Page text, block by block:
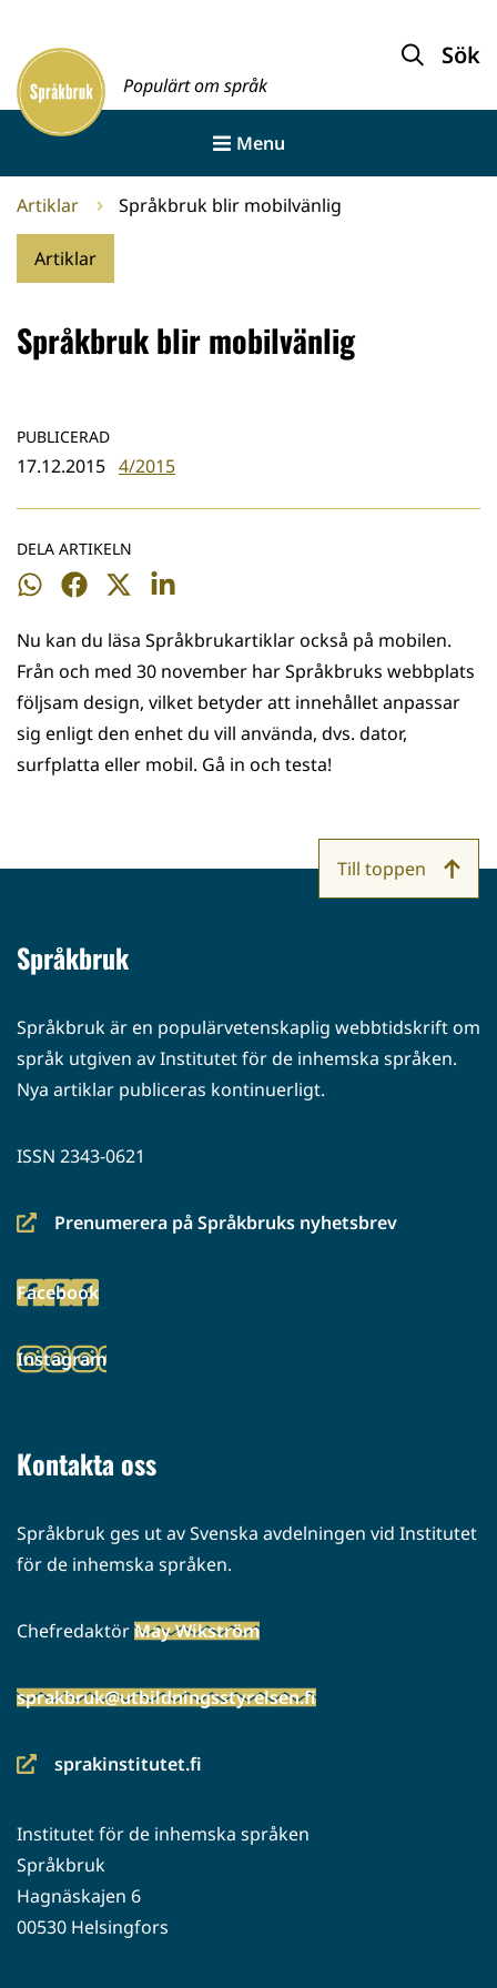
innehållet
Framsida
Populärt om språk
Sök
Menu
Artiklar Språkbruk blir mobilvänlig
Artiklar
Språkbruk blir mobilvänlig
PUBLICERAD
17.12.2015 4/2015
DELA ARTIKELN
Dela
WhatsApp
Dela
Facebook
Dela
Twitter
Dela
LinkedIn
Nu kan du läsa Språkbrukartiklar också på mobilen.
Från och med 30 november har Språkbruks webbplats
följsam design, vilket betyder att innehållet anpassar
sig enligt den enhet du vill använda, dvs. dator,
surfplatta eller mobil. Gå in och testa!
Språkbruk
Språkbruk är en populärvetenskaplig webbtidskrift om
språk utgiven av Institutet för de inhemska språken.
Nya artiklar publiceras kontinuerligt.
ISSN 2343-0621
Prenumerera på Språkbruks nyhetsbrev
(siirryt
palveluun)
Facebook
(siirryt
palveluun)
Instagram
(siirryt
Kontakta oss
Språkbruk ges ut av Svenska avdelningen vid Institutet
för de inhemska språken.
ChefredaktörMay Wikström
sprakbruk@utbildningsstyrelsen.fi
sprakinstitutet.fi
(siirryt
palveluun)
Institutet för de inhemska språken
Språkbruk
Hagnäskajen 6
00530 Helsingfors
Till toppen